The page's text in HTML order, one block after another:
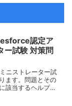
認定ア
ー試験 対策問
ニストレーター試
ます。問題とその
該当するヘルプペ